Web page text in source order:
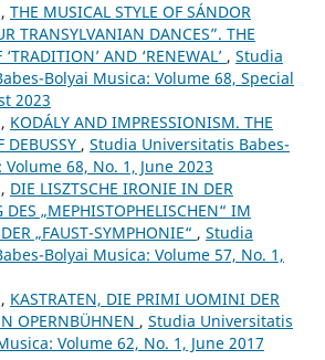
THE MUSICAL STYLE OF SÁNDOR
TRANSYLVANIAN DANCES”. THE
AND ‘RENEWAL’ , Studia
Bolyai Musica: Volume 68, Special
2023
KODÁLY AND IMPRESSIONISM. THE
DEBUSSY , Studia Universitatis Babes-
68, No. 1, June 2023
DIE LISZTSCHE IRONIE IN DER
DES „MEPHISTOPHELISCHEN“ IM
„FAUST-SYMPHONIE“ , Studia
Bolyai Musica: Volume 57, No. 1,
KASTRATEN, DIE PRIMI UOMINI DER
OPERNBÜHNEN , Studia Universitatis
Volume 62, No. 1, June 2017